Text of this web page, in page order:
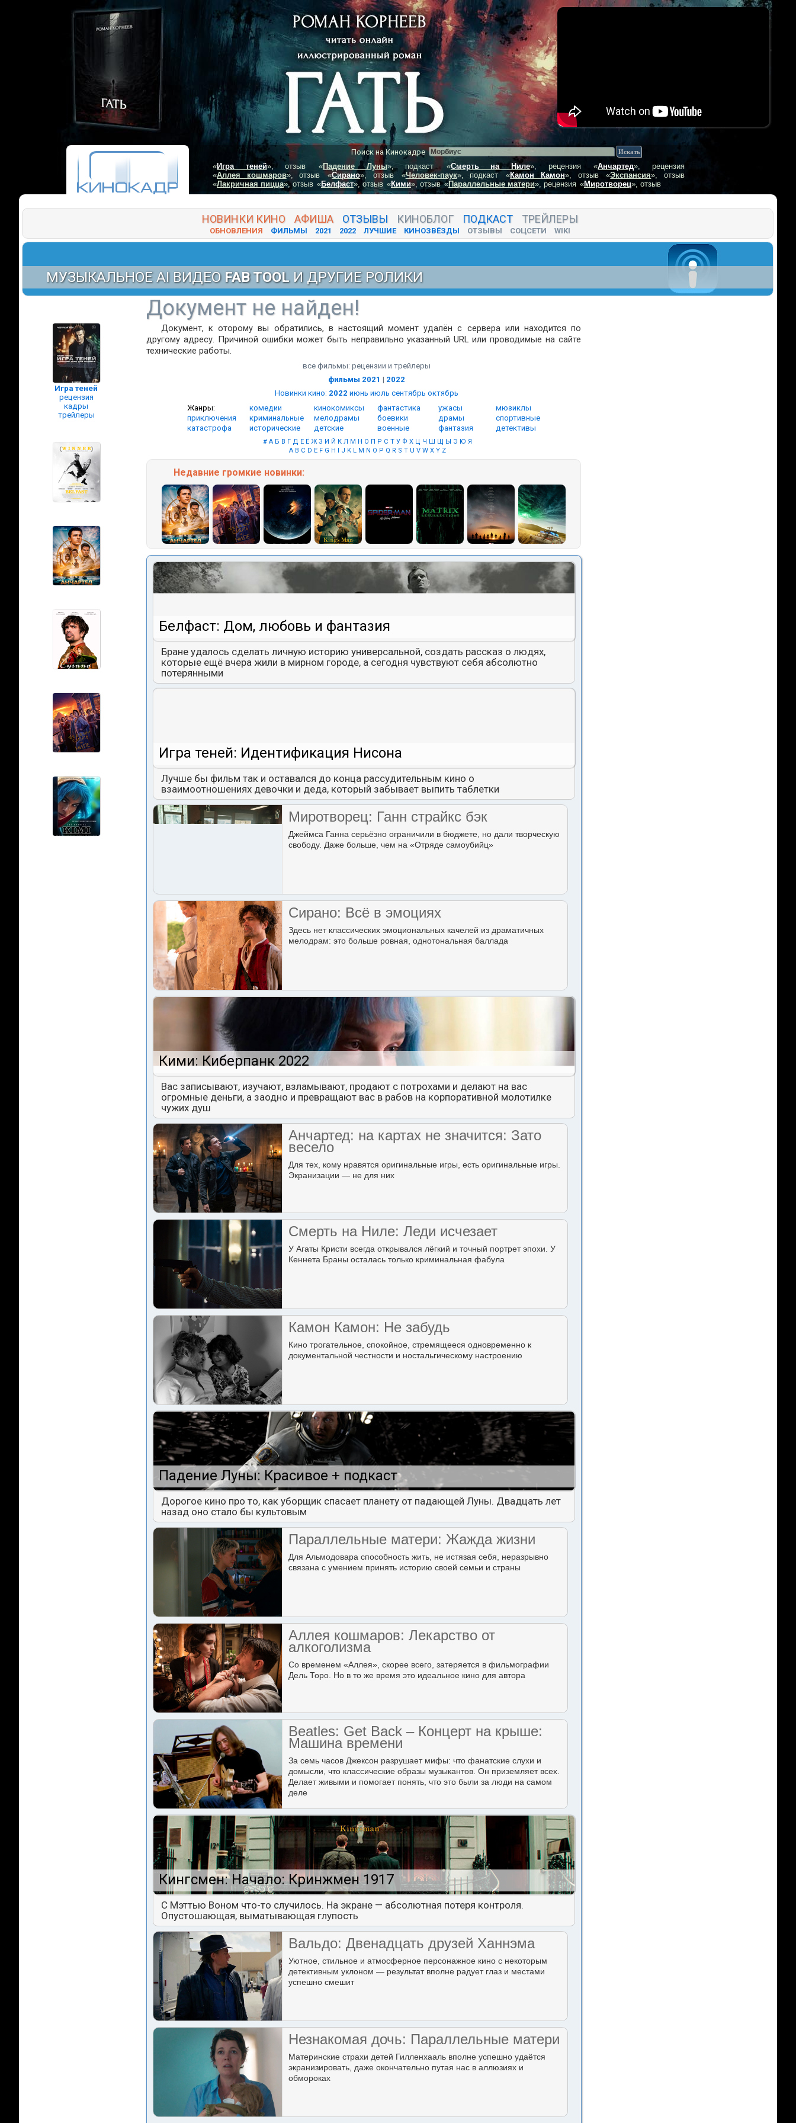
Поиск на Кинокадре
«Игра теней», отзыв «Падение Луны», подкаст «Смерть на Ниле», рецензия «Анчартед», рецензия
«Аллея кошмаров», отзыв «Сирано», отзыв «Человек-паук», подкаст «Камон Камон», отзыв «Экспансия», отзыв
«Лакричная пицца», отзыв «Белфаст», отзыв «Кими», отзыв «Параллельные матери», рецензия «Миротворец», отзыв
НОВИНКИ КИНО АФИША ОТЗЫВЫ КИНОБЛОГ ПОДКАСТ ТРЕЙЛЕРЫ
ОБНОВЛЕНИЯ ФИЛЬМЫ 2021 2022 ЛУЧШИЕ КИНОЗВЁЗДЫ ОТЗЫВЫ СОЦСЕТИ WIKI
МУЗЫКАЛЬНОЕ AI ВИДЕО FAB TOOL И ДРУГИЕ РОЛИКИ
Игра теней
рецензия
кадры
трейлеры
Документ не найден!
Документ, к оторому вы обратились, в настоящий момент удалён с сервера или находится по
другому адресу. Причиной ошибки может быть неправильно указанный URL или проводимые на сайте
технические работы.
все фильмы: рецензии и трейлеры
фильмы 2021 | 2022
Новинки кино: 2022 июнь июль сентябрь октябрь
Жанры:
комедии кинокомиксы фантастика ужасы
мюзиклы
приключения
криминальные мелодрамы боевики драмы
спортивные
катастрофа
исторические детские военные фантазия детективы
# А Б В Г Д Е Ё Ж З И Й К Л М Н О П Р С Т У Ф Х Ц Ч Ш Щ Ы Э Ю Я
A B C D E F G H I J K L M N O P Q R S T U V W X Y Z
Недавние громкие новинки:
Белфаст: Дом, любовь и фантазия
Бране удалось сделать личную историю универсальной, создать рассказ о людях,
которые ещё вчера жили в мирном городе, а сегодня чувствуют себя абсолютно
потерянными
Игра теней: Идентификация Нисона
Лучше бы фильм так и оставался до конца рассудительным кино о
взаимоотношениях девочки и деда, который забывает выпить таблетки
Миротворец: Ганн страйкс бэк
Джеймса Ганна серьёзно ограничили в бюджете, но дали творческую
свободу. Даже больше, чем на «Отряде самоубийц»
Сирано: Всё в эмоциях
Здесь нет классических эмоциональных качелей из драматичных
мелодрам: это больше ровная, однотональная баллада
Кими: Киберпанк 2022
Вас записывают, изучают, взламывают, продают с потрохами и делают на вас
огромные деньги, а заодно и превращают вас в рабов на корпоративной молотилке
чужих душ
Анчартед: на картах не значится: Зато
весело
Для тех, кому нравятся оригинальные игры, есть оригинальные игры.
Экранизации — не для них
Смерть на Ниле: Леди исчезает
У Агаты Кристи всегда открывался лёгкий и точный портрет эпохи. У
Кеннета Браны осталась только криминальная фабула
Камон Камон: Не забудь
Кино трогательное, спокойное, стремящееся одновременно к
документальной честности и ностальгическому настроению
Падение Луны: Красивое + подкаст
Дорогое кино про то, как уборщик спасает планету от падающей Луны. Двадцать лет
назад оно стало бы культовым
Параллельные матери: Жажда жизни
Для Альмодовара способность жить, не истязая себя, неразрывно
связана с умением принять историю своей семьи и страны
Аллея кошмаров: Лекарство от
алкоголизма
Со временем «Аллея», скорее всего, затеряется в фильмографии
Дель Торо. Но в то же время это идеальное кино для автора
Beatles: Get Back – Концерт на крыше:
Машина времени
За семь часов Джексон разрушает мифы: что фанатские слухи и
домысли, что классические образы музыкантов. Он приземляет всех.
Делает живыми и помогает понять, что это были за люди на самом
деле
Кингсмен: Начало: Кринжмен 1917
С Мэттью Воном что-то случилось. На экране — абсолютная потеря контроля.
Опустошающая, выматывающая глупость
Вальдо: Двенадцать друзей Ханнэма
Уютное, стильное и атмосферное персонажное кино с некоторым
детективным уклоном — результат вполне радует глаз и местами
успешно смешит
Незнакомая дочь: Параллельные матери
Материнские страхи детей Гилленхааль вполне успешно удаётся
экранизировать, даже окончательно путая нас в аллюзиях и
обмороках